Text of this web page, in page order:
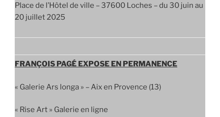
Place de l’Hôtel de ville – 37600 Loches – du 30 juin au
20 juillet 2025
FRANÇOIS PAGÉ EXPOSE EN PERMANENCE
« Galerie Ars longa » – Aix en Provence (13)
« Rise Art » Galerie en ligne